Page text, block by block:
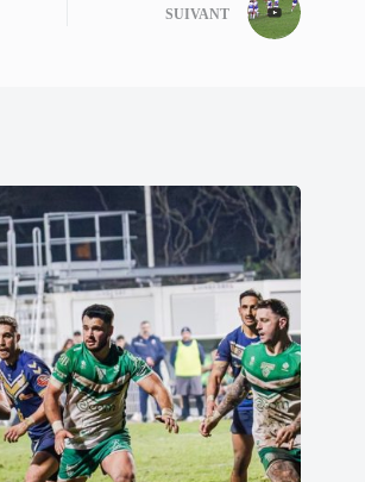
SUIVANT